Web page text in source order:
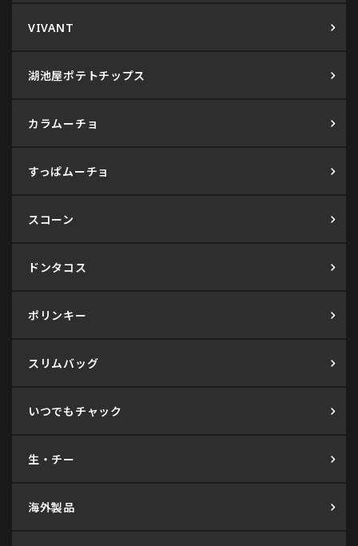
VIVANT
湖池屋ポテトチップス
カラムーチョ
すっぱムーチョ
スコーン
ドンタコス
ポリンキー
スリムバッグ
いつでもチャック
生・チー
海外製品